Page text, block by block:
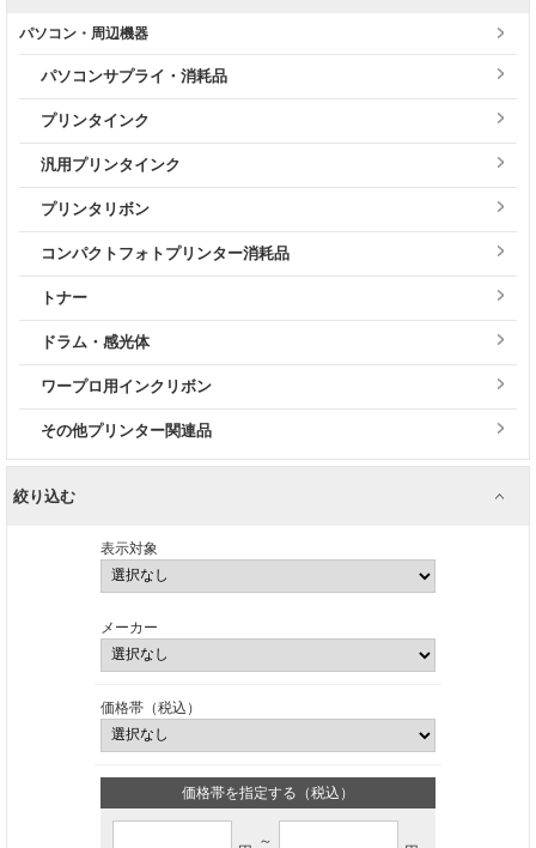
パソコン・周辺機器
パソコンサプライ・消耗品
プリンタインク
汎用プリンタインク
プリンタリボン
コンパクトフォトプリンター消耗品
トナー
ドラム・感光体
ワープロ用インクリボン
その他プリンター関連品
絞り込む
表示対象
メーカー
価格帯（税込）
価格帯を指定する（税込）
～